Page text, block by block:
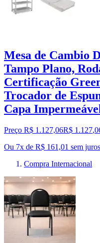
Mesa de Cambio
Tampo Plano,
Certificação
Trocador de
Capa
Preço R$ 1.127,06R$ 1.127,
Ou 7x de R$ 161,01 sem juros
Compra Internacional